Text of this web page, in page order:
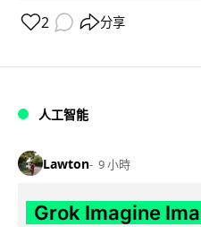
2 分享
人工智能
Lawton 9 小時
Grok Imagine